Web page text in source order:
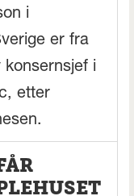
i
er fra
konsernsjef i
etter